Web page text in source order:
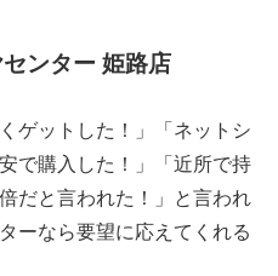
ンター 姫路店
ゲットした！」「ネットシ
で購入した！」「近所で持
だと言われた！」と言われ
ーなら要望に応えてくれる